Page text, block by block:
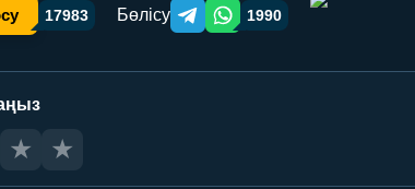
17983 Бөлісу Telegram orqali ulashish
WhatsApp orqali ulashish
1990
★ ★